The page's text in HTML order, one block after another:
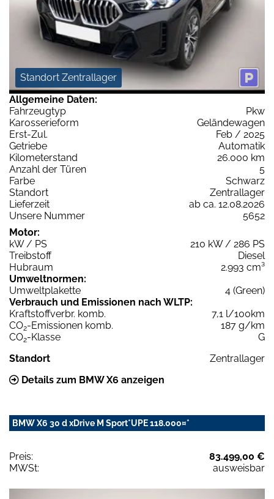
Standort Zentrallager
Allgemeine Daten:
Fahrzeugtyp
Pkw
Karosserieform
Geländewagen
Erst-Zul.
Feb / 2025
Getriebe
Automatik
Kilometerstand
26.000 km
Anzahl der Türen
5
Farbe
Schwarz
Standort
Zentrallager
Lieferzeit
ab ca. 12.08.2026
Unsere Nummer
5652
Motor:
kW / PS
210 kW / 286 PS
Treibstoff
Diesel
Hubraum
2.993 cm³
Umweltnormen:
Umweltplakette
4 (Green)
Verbrauch und Emissionen nach WLTP:
Kraftstoffverbr. komb.
7,1 l/100km
CO2-Emissionen komb.
187 g/km
CO2-Klasse
G
Standort
Zentrallager
Details zum BMW X6 anzeigen
BMW X6 30 d xDrive M Sport*UPE 118.000¤*
Preis:
83.499,00 €
MWSt:
ausweisbar